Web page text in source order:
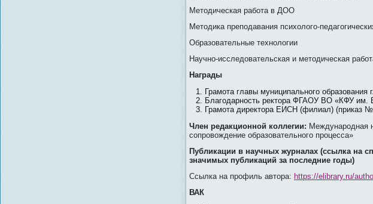
Методическая работа в ДОО
Методика преподавания психолого-
Образовательные технологии
Научно-исследовательская и методическая
Награды
Грамота главы муниципального
Благодарность ректора ФГАОУ ВО «КФУ им.
Грамота директора ЕИСН (филиал) (приказ №
Член редакционной коллегии: Международная
сопровождение образовательного процесса»
Публикации в научных журналах (ссылка на
значимых публикаций за последние годы)
Ссылка на профиль автора: https://elibrary.ru/
ВАК